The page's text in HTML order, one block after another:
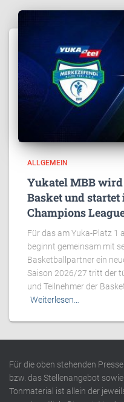
ALLGEMEIN
Yukatel MBB
Basket und
Champions
Für das am Yuka-Platz 1
beginnt gemeinsam mit
Basketballpartner ein
Saison 2026/27 tritt der
und Teilnehmer der
Weiterlesen…
Für die oben stehenden
bzw. das Stellenangebot
Tonmaterial ist allein der